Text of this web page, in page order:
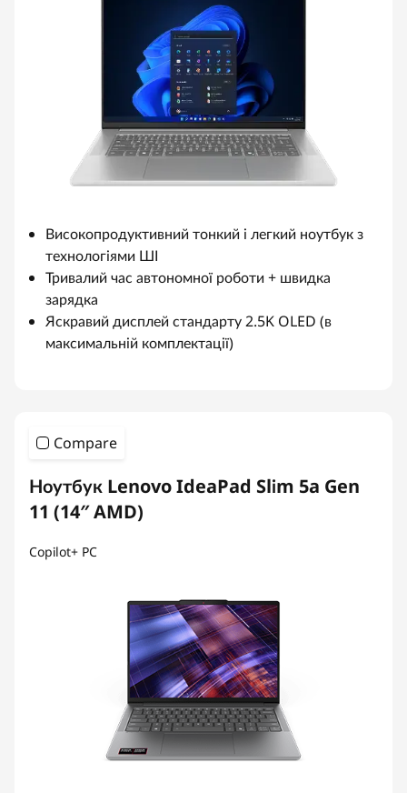
Високопродуктивний тонкий і легкий ноутбук з
технологіями ШІ
Тривалий час автономної роботи + швидка
зарядка
Яскравий дисплей стандарту 2.5K OLED (в
максимальній комплектації)
Compare
Ноутбук Lenovo IdeaPad Slim 5a Gen
11 (14″ AMD)
Copilot+ PC